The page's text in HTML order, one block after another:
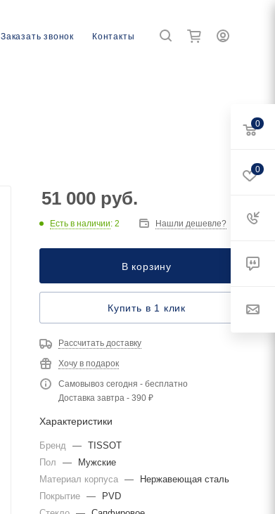
Заказать звонок Контакты
51 000 руб.
Есть в наличии: 2 Нашли дешевле?
В корзину
Купить в 1 клик
Рассчитать доставку
Хочу в подарок
Самовывоз сегодня - бесплатно
Доставка завтра - 390 ₽
Характеристики
Бренд — TISSOT
Пол
—
Мужские
Материал корпуса —
Нержавеющая сталь
Покрытие —
PVD
0
0